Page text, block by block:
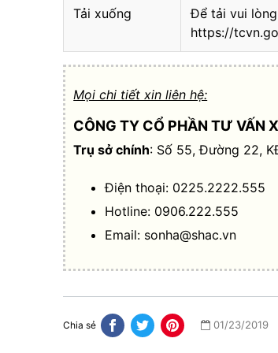
Tải xuống
Để tải vui
https://
Mọi chi tiết xin liên hệ:
CÔNG TY CỔ PHẦN TƯ VẤN
Trụ sở chính: Số 55, Đường 22,
Điện thoại: 0225.2222.555
Hotline: 0906.222.555
Email: sonha@shac.vn
Chia sẻ 01/23/2019